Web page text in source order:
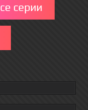
серии